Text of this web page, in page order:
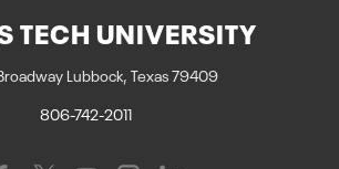
TECH UNIVERSITY
Lubbock, Texas 79409
806-742-2011